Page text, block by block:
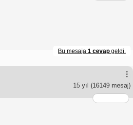
Bu mesaja 1 cevap geldi.
15 yıl (16149 mesaj)